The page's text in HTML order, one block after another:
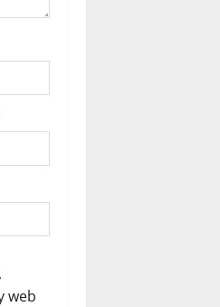
web